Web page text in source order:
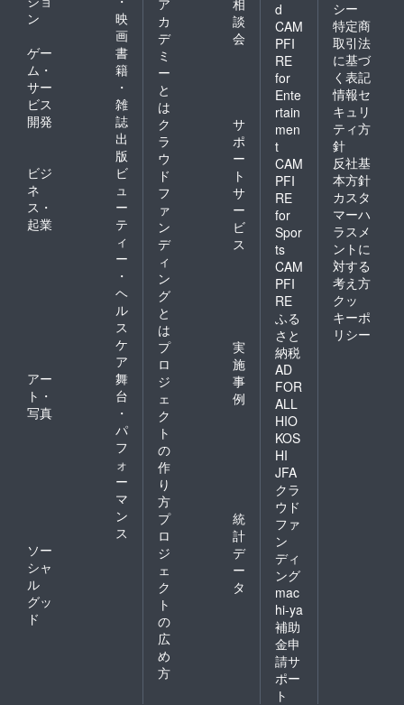
ン
映
画
ゲー
ム・
サー
ビス
開発
書
籍
・
雑
誌
出
版
ビジ
ネ
ス・
起業
ビ
ュ
ー
テ
ィ
ー
・
ヘ
ル
ス
ケ
ア
アー
ト・
写真
舞
台
・
パ
フ
ォ
ー
マ
ン
ス
ソー
シャ
ル
グッ
ド
カ
デ
ミ
ー
と
は
談
会
ク
ラ
ウ
ド
フ
ァ
ン
デ
ィ
ン
グ
と
は
サ
ポ
ー
ト
サ
ー
ビ
ス
プ
ロ
ジ
ェ
ク
ト
の
作
り
方
実
施
事
例
プ
ロ
ジ
ェ
ク
ト
の
広
め
方
統
計
デ
ー
タ
d
CAM
PFI
RE
for
Ente
rtain
men
t
CAM
PFI
RE
for
Spor
ts
CAM
PFI
RE
ふる
さと
納税
AD
FOR
ALL
HIO
KOS
HI
JFA
クラ
ウド
ファ
ン
ディ
ング
mac
hi-ya
補助
金申
請サ
ポー
ト
シー
特定商
取引法
に基づ
く表記
情報セ
キュリ
ティ方
針
反社基
本方針
カスタ
マーハ
ラスメ
ントに
対する
考え方
クッ
キーポ
リシー